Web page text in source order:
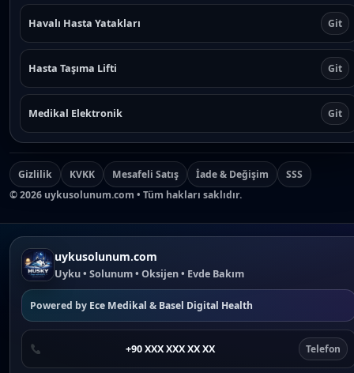
Havalı Hasta Yatakları Git
Hasta Taşıma Lifti Git
Medikal Elektronik Git
Gizlilik KVKK Mesafeli Satış İade & Değişim
SSS
©2026 uykusolunum.com • Tüm hakları saklıdır.
uykusolunum.com
Uyku • Solunum • Oksijen • Evde Bakım
Powered by Ece Medikal & Basel Digital Health
+90 XXX XXX XX XX Telefon